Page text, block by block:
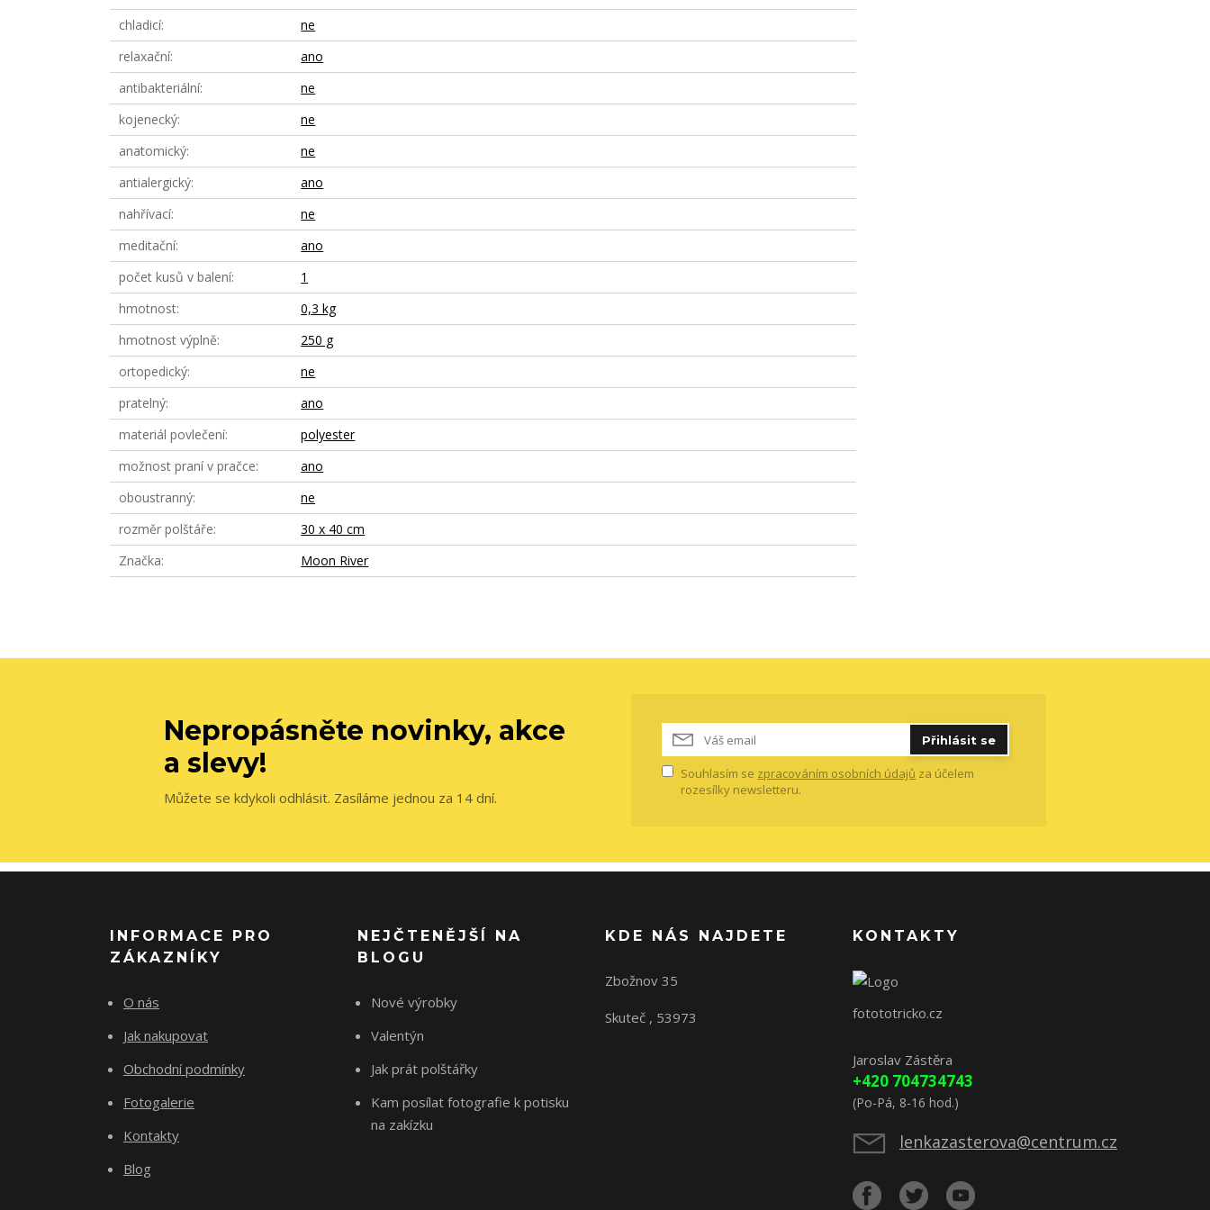
chladicí
ne
relaxační
ano
antibakteriální
ne
kojenecký
ne
anatomický
ne
antialergický
ano
nahřívací
ne
meditační
ano
počet kusů v balení
1
hmotnost
0,3 kg
hmotnost výplně
250 g
ortopedický
ne
pratelný
ano
materiál povlečení
polyester
možnost praní v pračce
ano
oboustranný
ne
rozměr polštáře
30 x 40 cm
Značka
Moon River
Nepropásněte novinky, akce
a slevy!
Můžete se kdykoli odhlásit. Zasíláme jednou za 14 dní.
Přihlásit se
Souhlasím se zpracováním osobních údajů za účelem
rozesílky newsletteru.
INFORMACE PRO
ZÁKAZNÍKY
O nás
Jak nakupovat
Obchodní podmínky
Fotogalerie
Kontakty
Blog
NEJČTENĚJŠÍ NA
BLOGU
Nové výrobky
Valentýn
Jak prát polštářky
Kam posílat fotografie k potisku
na zakízku
KDE NÁS NAJDETE
Zbožnov 35
Skuteč , 53973
KONTAKTY
fotototricko.cz
Jaroslav Zástěra
+420 704734743
(Po-Pá, 8-16 hod.)
lenkazasterova@centrum.cz